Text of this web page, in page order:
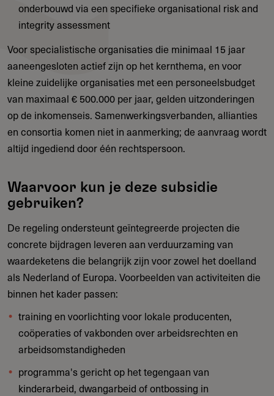
onderbouwd via een specifieke organisational risk and
integrity assessment
Voor specialistische organisaties die minimaal 15 jaar
aaneengesloten actief zijn op het kernthema, en voor
kleine zuidelijke organisaties met een personeelsbudget
van maximaal € 500.000 per jaar, gelden uitzonderingen
op de inkomenseis. Samenwerkingsverbanden, allianties
en consortia komen niet in aanmerking; de aanvraag wordt
altijd ingediend door één rechtspersoon.
Waarvoor kun je deze subsidie
gebruiken?
De regeling ondersteunt geïntegreerde projecten die
concrete bijdragen leveren aan verduurzaming van
waardeketens die belangrijk zijn voor zowel het doelland
als Nederland of Europa. Voorbeelden van activiteiten die
binnen het kader passen:
training en voorlichting voor lokale producenten,
coöperaties of vakbonden over arbeidsrechten en
arbeidsomstandigheden
programma's gericht op het tegengaan van
kinderarbeid, dwangarbeid of ontbossing in